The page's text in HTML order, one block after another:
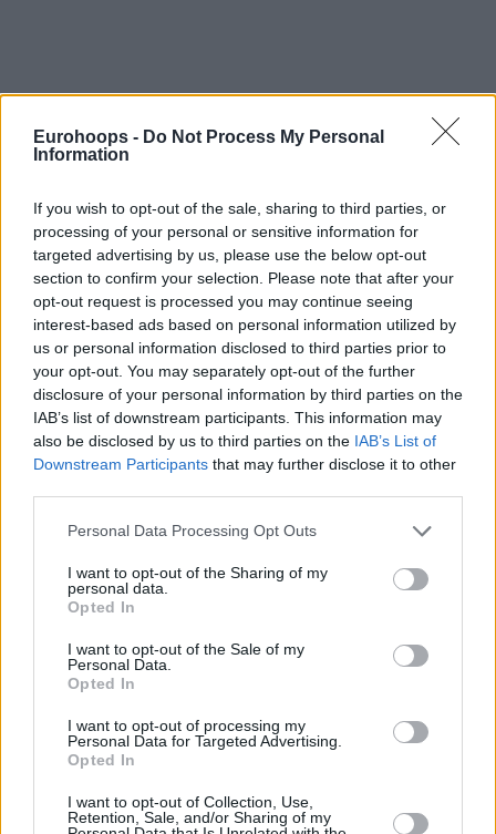
Eurohoops - Do Not Process My Personal
Information
If you wish to opt-out of the sale, sharing to third parties, or
processing of your personal or sensitive information for
targeted advertising by us, please use the below opt-out
section to confirm your selection. Please note that after your
opt-out request is processed you may continue seeing
interest-based ads based on personal information utilized by
us or personal information disclosed to third parties prior to
your opt-out. You may separately opt-out of the further
disclosure of your personal information by third parties on the
IAB’s list of downstream participants. This information may
also be disclosed by us to third parties on the IAB’s List of
Downstream Participants that may further disclose it to other
Please note that this website/app uses one or more Google
not limited to your visit or usage behaviour. You may click to
grant or deny consent to Google and its third-party tags to
use your data for below specified purposes in below Google
consent section.
Personal Data Processing Opt Outs
I want to opt-out of the Sharing of my
personal data.
Opted In
I want to opt-out of the Sale of my
Personal Data.
Opted In
I want to opt-out of processing my
Personal Data for Targeted Advertising.
Opted In
I want to opt-out of Collection, Use,
Retention, Sale, and/or Sharing of my
Της Eurohoops Team/info@eurohoops.net
Ο Αμερικανός παικταράς και ένας εκ των κορυφαίων
παικτών που αγωνίστηκαν ποτέ στην Ευρωλίγκα, έφυγε
το 2001 και στον Σπόρτινγκ την αγωνιστική περίοδο 1998-
99, κάνοντας την διαφορά και στο ελληνικό πρωτάθλημα.
Ολυμπιακός
ημέρα, όπου ο δύο φορές πρώτος σκόρερ της Ευρωλίγκας
(2001-02), “βύθισε” στο πένθος τον κόσμο του μπάσκετ και
με μία φωτογραφία του, στον επίσημο λογαριασμό της στο
twitter, θέλησε να τιμήσει την μνήμη του.
Unforgettable ? R.I.P.
#WeAreOlympiacos pic.twitter.com/f47FRrwOKf